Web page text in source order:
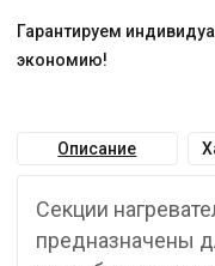
Гарантируем
экономию!
Описание
Секции
предназначены